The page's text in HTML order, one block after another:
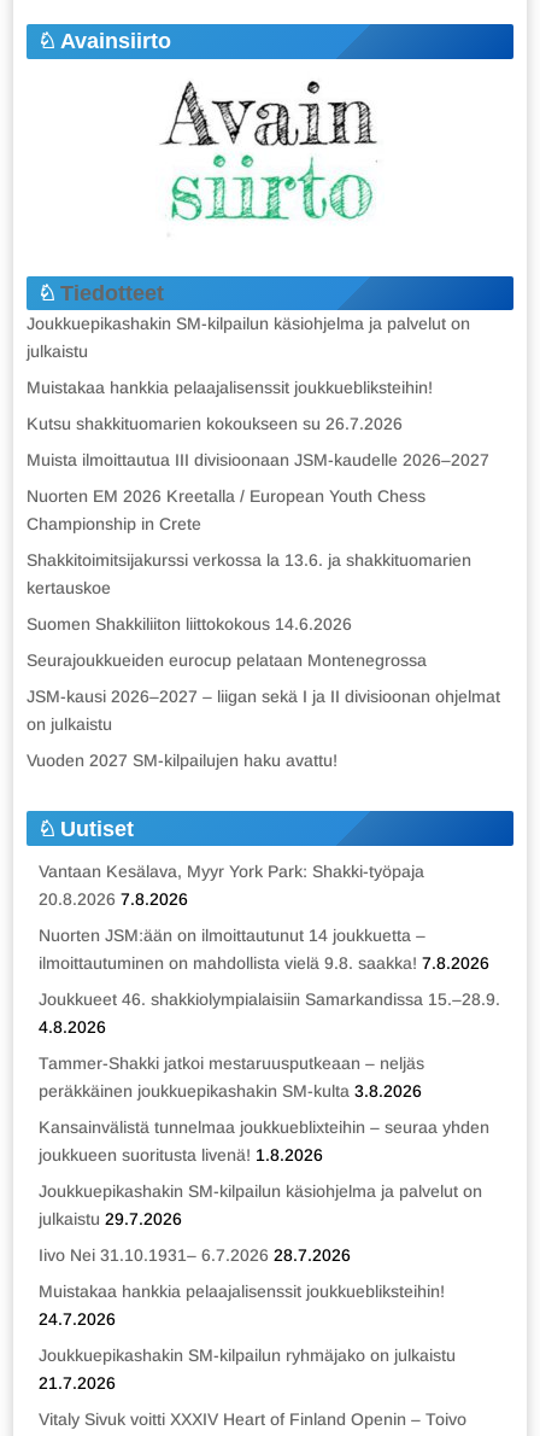
Avainsiirto
Tiedotteet
Joukkuepikashakin SM-kilpailun käsiohjelma ja palvelut on
julkaistu
Muistakaa hankkia pelaajalisenssit joukkuebliksteihin!
Kutsu shakkituomarien kokoukseen su 26.7.2026
Muista ilmoittautua III divisioonaan JSM-kaudelle 2026–2027
Nuorten EM 2026 Kreetalla / European Youth Chess
Championship in Crete
Shakkitoimitsijakurssi verkossa la 13.6. ja shakkituomarien
kertauskoe
Suomen Shakkiliiton liittokokous 14.6.2026
Seurajoukkueiden eurocup pelataan Montenegrossa
JSM-kausi 2026–2027 – liigan sekä I ja II divisioonan ohjelmat
on julkaistu
Vuoden 2027 SM-kilpailujen haku avattu!
Uutiset
Vantaan Kesälava, Myyr York Park: Shakki-työpaja
20.8.2026 7.8.2026
Nuorten JSM:ään on ilmoittautunut 14 joukkuetta –
ilmoittautuminen on mahdollista vielä 9.8. saakka! 7.8.2026
Joukkueet 46. shakkiolympialaisiin Samarkandissa 15.–28.9.
4.8.2026
Tammer-Shakki jatkoi mestaruusputkeaan – neljäs
peräkkäinen joukkuepikashakin SM-kulta 3.8.2026
Kansainvälistä tunnelmaa joukkueblixteihin – seuraa yhden
joukkueen suoritusta livenä! 1.8.2026
Joukkuepikashakin SM-kilpailun käsiohjelma ja palvelut on
julkaistu 29.7.2026
Iivo Nei 31.10.1931– 6.7.2026 28.7.2026
Muistakaa hankkia pelaajalisenssit joukkuebliksteihin!
24.7.2026
Joukkuepikashakin SM-kilpailun ryhmäjako on julkaistu
21.7.2026
Vitaly Sivuk voitti XXXIV Heart of Finland Openin – Toivo